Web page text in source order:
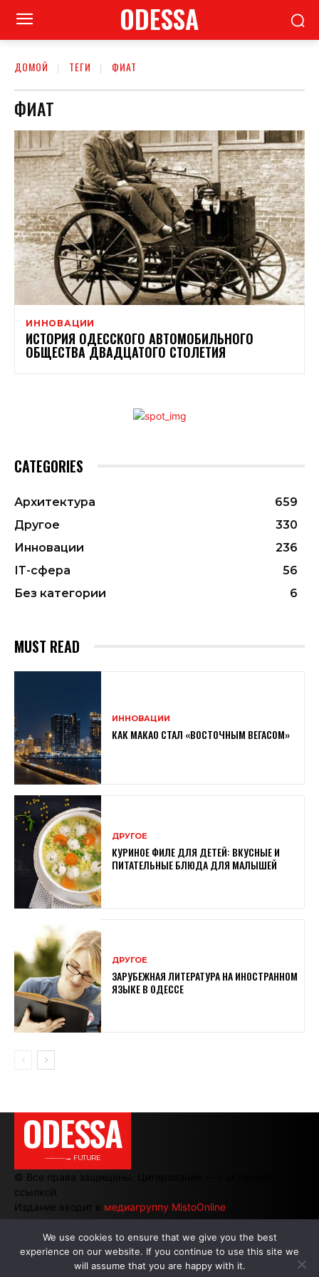
ODESSA
ДОМОЙ ТЕГИ ФИАТ
ФИАТ
ИННОВАЦИИ
ИСТОРИЯ ОДЕССКОГО АВТОМОБИЛЬНОГО
ОБЩЕСТВА ДВАДЦАТОГО СТОЛЕТИЯ
CATEGORIES
Архитектура
659
Другое
330
Инновации
236
ІТ-сфера
56
Без категории
6
MUST READ
ИННОВАЦИИ
КАК МАКАО СТАЛ «ВОСТОЧНЫМ ВЕГАСОМ»
ДРУГОЕ
КУРИНОЕ ФИЛЕ ДЛЯ ДЕТЕЙ: ВКУСНЫЕ И
ПИТАТЕЛЬНЫЕ БЛЮДА ДЛЯ МАЛЫШЕЙ
ДРУГОЕ
ЗАРУБЕЖНАЯ ЛИТЕРАТУРА НА ИНОСТРАННОМ
ЯЗЫКЕ В ОДЕССЕ
ODESSA
———→ FUTURE
© Все права защищены. Цитирование — с активной
ссылкой.
Издание входит в медиагруппу MistoOnline
АВТОРЫ | РЕКЛАМА НА САЙТЕ
We use cookies to ensure that we give you the best
experience on our website. If you continue to use this site we
will assume that you are happy with it.